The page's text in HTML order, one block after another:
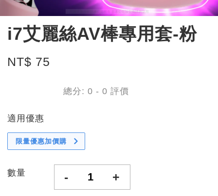
i7艾麗絲AV棒專用套-粉
NT$ 75
總分: 0 - 0 評價
適用優惠
限量優惠加價購
數量 - +